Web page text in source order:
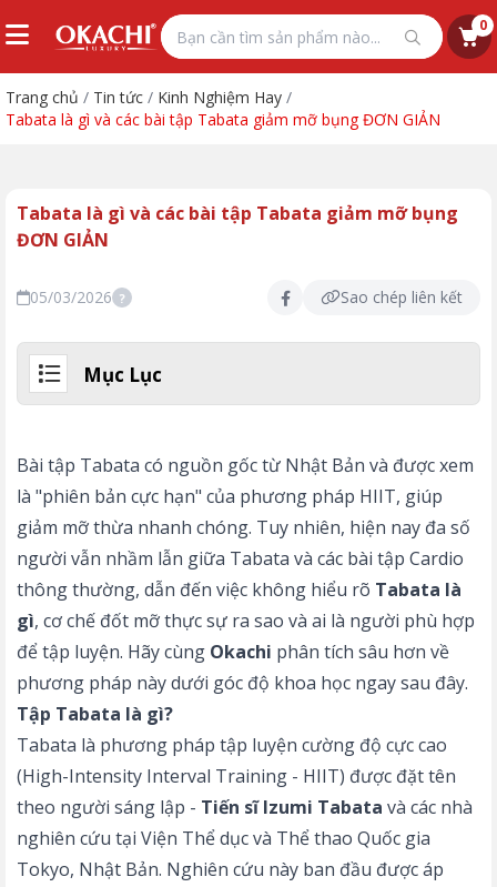
0
Trang chủ / Tin tức / Kinh Nghiệm Hay /
Tabata là gì và các bài tập Tabata giảm mỡ bụng ĐƠN GIẢN
Tabata là gì và các bài tập Tabata giảm mỡ bụng
ĐƠN GIẢN
05/03/2026 ? Sao chép liên kết
Mục Lục
Bài tập Tabata có nguồn gốc từ Nhật Bản và được xem
là "phiên bản cực hạn" của phương pháp HIIT, giúp
giảm mỡ thừa nhanh chóng. Tuy nhiên, hiện nay đa số
người vẫn nhầm lẫn giữa Tabata và các bài tập Cardio
thông thường, dẫn đến việc không hiểu rõ Tabata là
gì, cơ chế đốt mỡ thực sự ra sao và ai là người phù hợp
để tập luyện. Hãy cùng Okachi phân tích sâu hơn về
phương pháp này dưới góc độ khoa học ngay sau đây.
Tập Tabata là gì?
Tabata là phương pháp tập luyện cường độ cực cao
(High-Intensity Interval Training - HIIT) được đặt tên
theo người sáng lập - Tiến sĩ Izumi Tabata và các nhà
nghiên cứu tại Viện Thể dục và Thể thao Quốc gia
Tokyo, Nhật Bản. Nghiên cứu này ban đầu được áp